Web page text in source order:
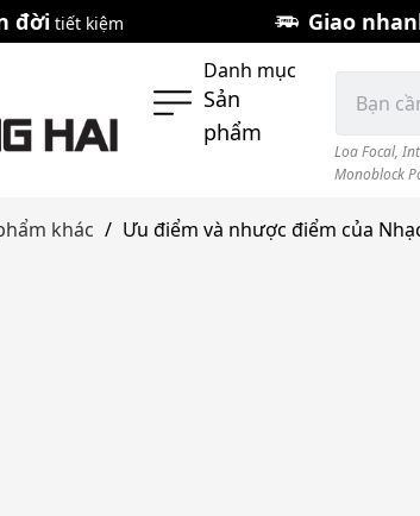
đời tiết kiệm Giao
Danh mục
Sản
phẩm
kiếm:
Loa Focal,
Monoblock
khác / Ưu điểm và nhược điểm của